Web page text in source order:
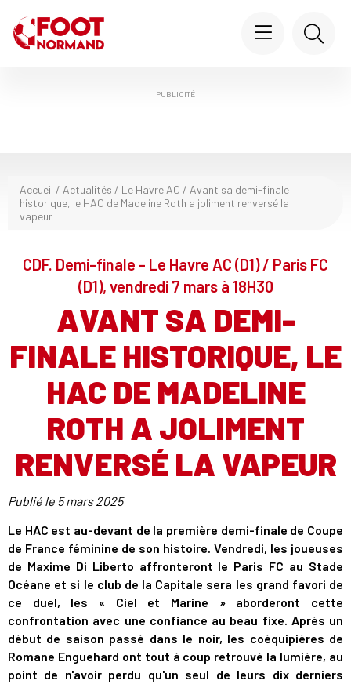
PUBLICITÉ
Accueil / Actualités / Le Havre AC / Avant sa demi-finale
historique, le HAC de Madeline Roth a joliment renversé la
vapeur
CDF. Demi-finale - Le Havre AC (D1) / Paris FC
(D1), vendredi 7 mars à 18H30
AVANT SA DEMI-
FINALE HISTORIQUE, LE
HAC DE MADELINE
ROTH A JOLIMENT
RENVERSÉ LA VAPEUR
Publié le 5 mars 2025
Le HAC est au-devant de la première demi-finale de Coupe
de France féminine de son histoire. Vendredi, les joueuses
de Maxime Di Liberto affronteront le Paris FC au Stade
Océane et si le club de la Capitale sera les grand favori de
ce duel, les « Ciel et Marine » aborderont cette
confrontation avec une confiance au beau fixe. Après un
début de saison passé dans le noir, les coéquipières de
Romane Enguehard ont tout à coup retrouvé la lumière, au
point de n'avoir perdu qu'un seul de leurs dix derniers